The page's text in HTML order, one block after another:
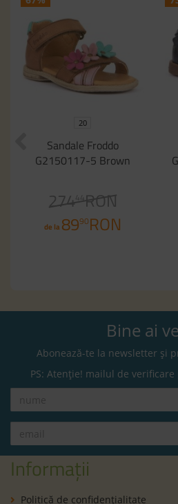
20
Sandale Froddo
G2150117-5 Brown
274 44
RON
de la 8990RON
Bine ai
Abonează-te la newsletter și
PS: Atenție! mailul de verificare
Informații
Politică de confidenţialitate